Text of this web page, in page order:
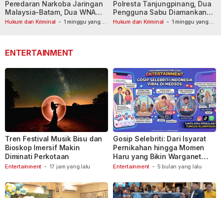
Hukum dan Kriminal - 1 minggu yang
Peredaran Narkoba Jaringan
Malaysia-Batam, Dua WNA
Masih Diburu
Hukum dan Kriminal - 1 minggu yang
Polresta Tanjungpinang, Dua
Pengguna Sabu Diamankan
Usai Dilaporkan ke Call Center
ENTERTAINMENT
Entertainment - 17 jam yang lalu
Tren Festival Musik Bisu dan
Bioskop Imersif Makin
Diminati Perkotaan
Entertainment - 5 bulan yang lalu
Gosip Selebriti: Dari Isyarat
Pernikahan hingga Momen
Haru yang Bikin Warganet
Berspekulasi